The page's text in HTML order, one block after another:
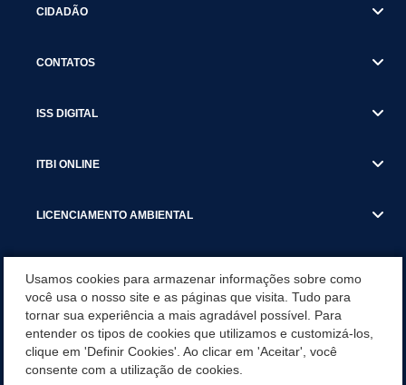
CIDADÃO
CONTATOS
ISS DIGITAL
ITBI ONLINE
LICENCIAMENTO AMBIENTAL
SERVIÇOS
SERVIÇOS DO DEPARTAMENTO DE RECEITA MUNICIPAL
Usamos cookies para armazenar informações sobre como
você usa o nosso site e as páginas que visita. Tudo para
tornar sua experiência a mais agradável possível. Para
entender os tipos de cookies que utilizamos e customizá-los,
clique em 'Definir Cookies'. Ao clicar em 'Aceitar', você
consente com a utilização de cookies.